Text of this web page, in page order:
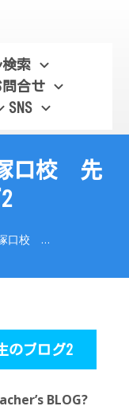
検索
問合せ
SNS
口校 先
Tsukaguchi-sub11/塚口校 先生のブログ2
のブログ2
BLOG?